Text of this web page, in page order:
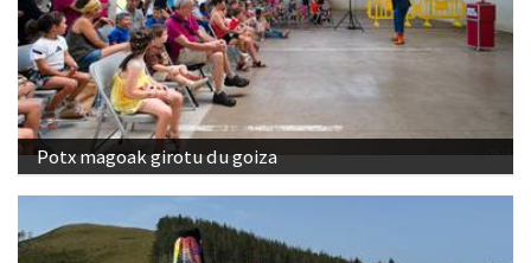
Potx magoak girotu du goiza